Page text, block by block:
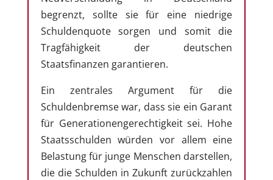
begrenzt, sollte sie für eine niedrige
Schuldenquote sorgen und somit die
Tragfähigkeit der deutschen
Staatsfinanzen garantieren.
Ein zentrales Argument für die
Schuldenbremse war, dass sie ein Garant
für Generationengerechtigkeit sei. Hohe
Staatsschulden würden vor allem eine
Belastung für junge Menschen darstellen,
die die Schulden in Zukunft zurückzahlen